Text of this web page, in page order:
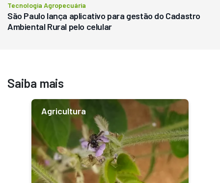
Tecnologia Agropecuária
São Paulo lança aplicativo para gestão do Cadastro
Ambiental Rural pelo celular
Saiba mais
Agricultura